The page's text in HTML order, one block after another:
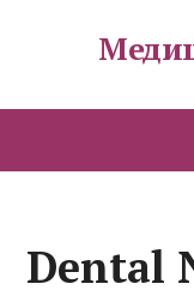
Dental